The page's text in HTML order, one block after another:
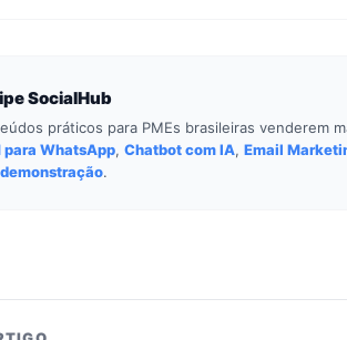
SocialHub
práticos para PMEs brasileiras venderem
para WhatsApp, Chatbot com IA, Email
demonstração.